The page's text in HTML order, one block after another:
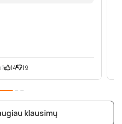
14 19
klausimų